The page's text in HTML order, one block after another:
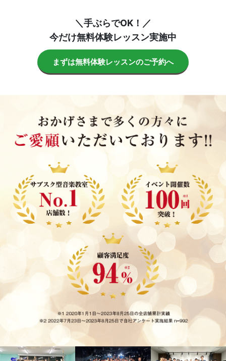
＼手ぶらでOK！／
今だけ無料体験レッスン実施中
まずは無料体験レッスンのご予約へ